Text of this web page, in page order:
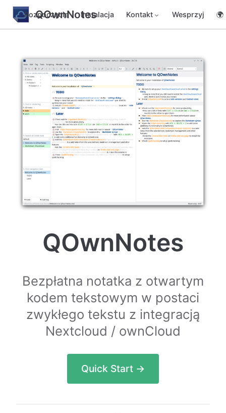
QOwnNotes
Rozpoczęcie Instalacja Kontakt Wesprzyj 🌍
QOwnNotes
Bezpłatna notatka z otwartym
kodem tekstowym w postaci
zwykłego tekstu z integracją
Nextcloud / ownCloud
Quick Start →